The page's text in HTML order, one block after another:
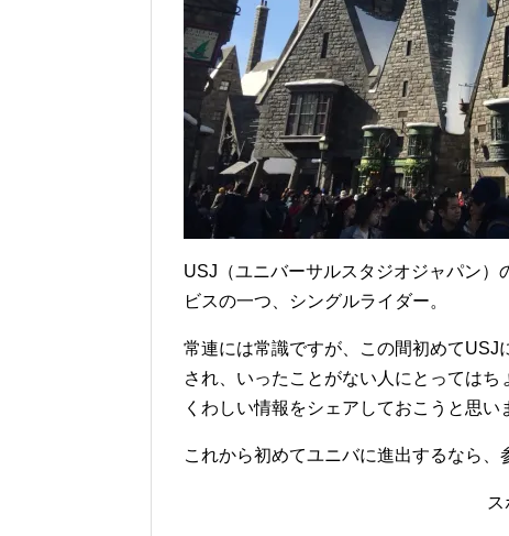
USJ（ユニバーサルスタジオジャパン
ビスの一つ、シングルライダー。
常連には常識ですが、この間初めてUSJ
され、いったことがない人にとってはち
くわしい情報をシェアしておこうと思い
これから初めてユニバに進出するなら